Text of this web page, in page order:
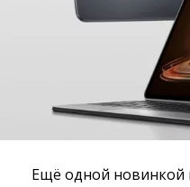
Ещё одной новинкой